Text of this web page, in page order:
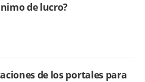
de lucro?
de los portales para